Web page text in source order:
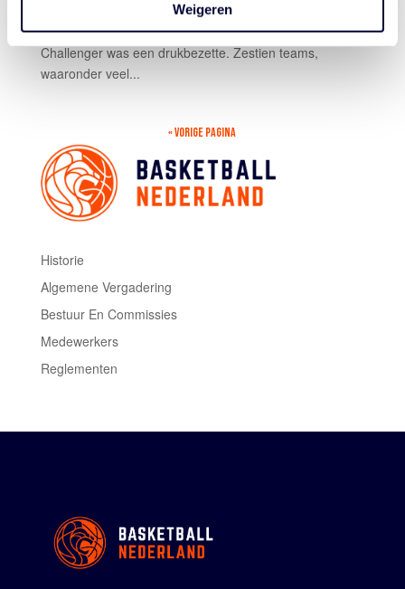
Weigeren
(Mongolië) mag het team zich nu ook opmaken voor de
World Tour van Edmonton op 2 en 3 augustus. De
Challenger was een drukbezette. Zestien teams,
waaronder veel...
« VORIGE PAGINA
Historie
Algemene Vergadering
Bestuur En Commissies
Medewerkers
Reglementen